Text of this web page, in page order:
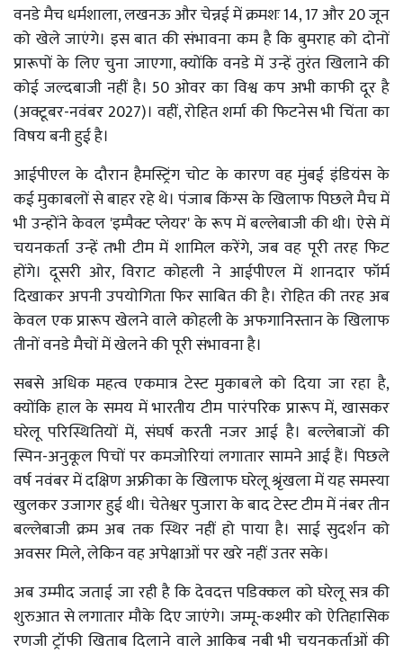
वनडे मैच धर्मशाला, लखनऊ और चेन्नई में क्रमशः 14, 17 और 20 जून
को खेले जाएंगे। इस बात की संभावना कम है कि बुमराह को दोनों
प्रारूपों के लिए चुना जाएगा, क्योंकि वनडे में उन्हें तुरंत खिलाने की
कोई जल्दबाजी नहीं है। 50 ओवर का विश्व कप अभी काफी दूर है
(अक्टूबर-नवंबर 2027)। वहीं, रोहित शर्मा की फिटनेस भी चिंता का
विषय बनी हुई है।
आईपीएल के दौरान हैमस्ट्रिंग चोट के कारण वह मुंबई इंडियंस के
कई मुकाबलों से बाहर रहे थे। पंजाब किंग्स के खिलाफ पिछले मैच में
भी उन्होंने केवल 'इम्पैक्ट प्लेयर' के रूप में बल्लेबाजी की थी। ऐसे में
चयनकर्ता उन्हें तभी टीम में शामिल करेंगे, जब वह पूरी तरह फिट
होंगे। दूसरी ओर, विराट कोहली ने आईपीएल में शानदार फॉर्म
दिखाकर अपनी उपयोगिता फिर साबित की है। रोहित की तरह अब
केवल एक प्रारूप खेलने वाले कोहली के अफगानिस्तान के खिलाफ
तीनों वनडे मैचों में खेलने की पूरी संभावना है।
सबसे अधिक महत्व एकमात्र टेस्ट मुकाबले को दिया जा रहा है,
क्योंकि हाल के समय में भारतीय टीम पारंपरिक प्रारूप में, खासकर
घरेलू परिस्थितियों में, संघर्ष करती नजर आई है। बल्लेबाजों की
स्पिन-अनुकूल पिचों पर कमजोरियां लगातार सामने आई हैं। पिछले
वर्ष नवंबर में दक्षिण अफ्रीका के खिलाफ घरेलू श्रृंखला में यह समस्या
खुलकर उजागर हुई थी। चेतेश्वर पुजारा के बाद टेस्ट टीम में नंबर तीन
बल्लेबाजी क्रम अब तक स्थिर नहीं हो पाया है। साई सुदर्शन को
अवसर मिले, लेकिन वह अपेक्षाओं पर खरे नहीं उतर सके।
अब उम्मीद जताई जा रही है कि देवदत्त पडिक्कल को घरेलू सत्र की
शुरुआत से लगातार मौके दिए जाएंगे। जम्मू-कश्मीर को ऐतिहासिक
रणजी ट्रॉफी खिताब दिलाने वाले आकिब नबी भी चयनकर्ताओं की